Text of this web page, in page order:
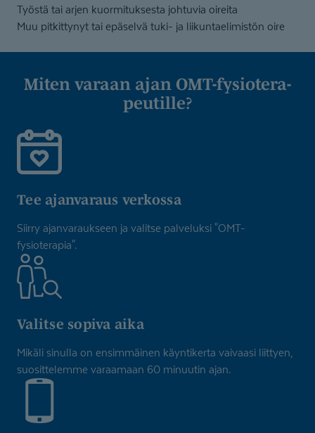
Työstä tai arjen kuormituksesta johtuvia oireita
Muu pitkittynyt tai epäselvä tuki- ja liikuntaelimistön oire
Miten varaan ajan OMT-fysio­te­ra­
peu­tille?
Tee ajanvaraus verkossa
Siirry ajanvaraukseen ja valitse palveluksi "OMT-
fysioterapia".
Valitse sopiva aika
Mikäli sinulla on ensimmäinen käyntikerta vaivaasi liittyen,
suosittelemme varaamaan 60 minuutin ajan.